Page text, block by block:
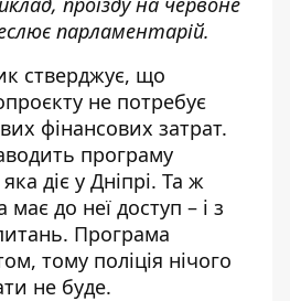
парламентарій.
стверджує, що
не потребує
фінансових затрат.
програму
діє у Дніпрі. Та ж
до неї доступ – і з
Програма
тому поліція нічого
не буде.